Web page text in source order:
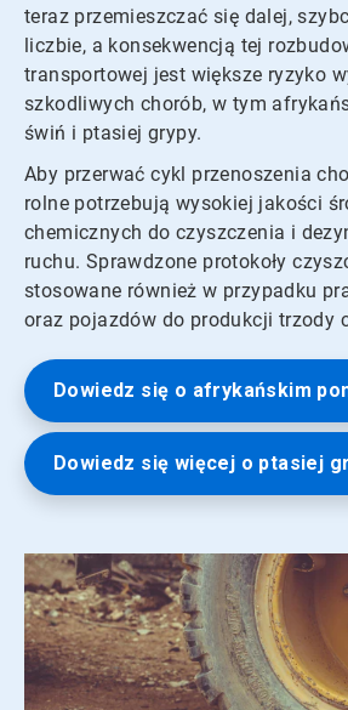
teraz przemieszczać się dalej,
liczbie, a konsekwencją tej
transportowej jest większe ryzyko
szkodliwych chorób, w tym
świń i ptasiej grypy.
Aby przerwać cykl przenoszenia
rolne potrzebują wysokiej jakości
chemicznych do czyszczenia i
ruchu. Sprawdzone protokoły
stosowane również w przypadku
oraz pojazdów do produkcji trzody
Dowiedz się o afrykańskim
Dowiedz się więcej o ptasiej